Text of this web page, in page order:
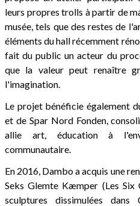
leurs propres trolls à partir de
musée, tels que des restes de
éléments du hall récemment
fait du public un acteur du
que la valeur peut renaître
l'imagination.
Le projet bénéficie également
et de Spar Nord Fonden,
allie art, éducation à
communautaire.
En 2016, Dambo a acquis une
Seks Glemte Kæmper (Les Six
sculptures dissimulées dans